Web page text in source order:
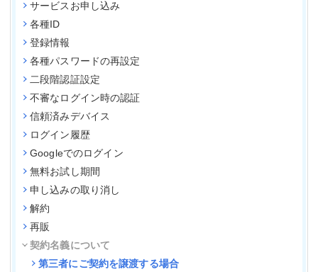
サービスお申し込み
各種ID
登録情報
各種パスワードの再設定
二段階認証設定
不審なログイン時の認証
信頼済みデバイス
ログイン履歴
Googleでのログイン
無料お試し期間
申し込みの取り消し
解約
再販
契約名義について
第三者にご契約を譲渡する場合